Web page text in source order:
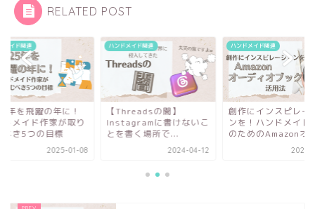
RELATED POST
メイド関連
の闇】
に書けないこ
書く場所で...
2024-04-12
ハンドメイド関連
創作にインスピレーショ
ンを！ハンドメイド作家
のためのAmazonオ...
2024-11-08
ハンドメイド関連
2025年を飛躍の年
ハンドメイド作家が
組むべき5つの目標
2025-